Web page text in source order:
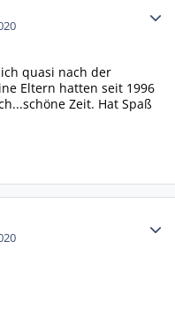
quasi nach der
Eltern hatten seit 1996
Zeit. Hat Spaß